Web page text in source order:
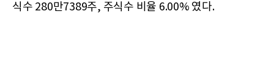
식수 280만7389주, 주식수 비율 6.00% 였다.